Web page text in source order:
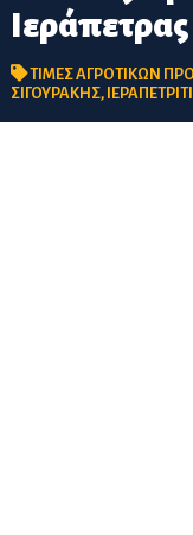
Ιεράπετρας
ΤΙΜΕΣ ΑΓΡΟΤΙΚΩΝ
ΣΙΓΟΥΡΑΚΗΣ,